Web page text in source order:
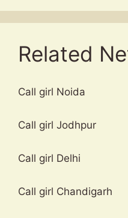
Related
Call girl Noida
Call girl Jodhpur
Call girl Delhi
Call girl Chandigarh